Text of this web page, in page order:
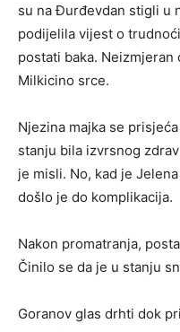
su na Đurđevdan stigli u
podijelila vijest o
postati baka.
Milkicino srce.
Njezina majka se
stanju bila izvrsnog
je misli. No, kad je
došlo je do komplikacija.
Nakon promatranja,
Činilo se da je u stanju
Goranov glas drhti dok